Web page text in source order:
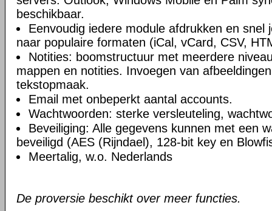
beschikbaar.
Eenvoudig iedere module afdrukken en snel
naar populaire formaten (iCal, vCard, CSV,
Notities: boomstructuur met meerdere
mappen en notities. Invoegen van
tekstopmaak.
Email met onbeperkt aantal accounts.
Wachtwoorden: sterke versleuteling,
Beveiliging: Alle gegevens kunnen met een
beveiligd (AES (Rijndael), 128-bit key en
Meertalig, w.o. Nederlands
De proversie beschikt over meer functies.